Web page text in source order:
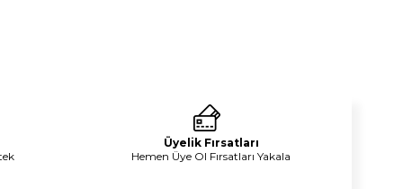
Üyelik Fırsatları
Hemen Üye Ol Fırsatları Yakala